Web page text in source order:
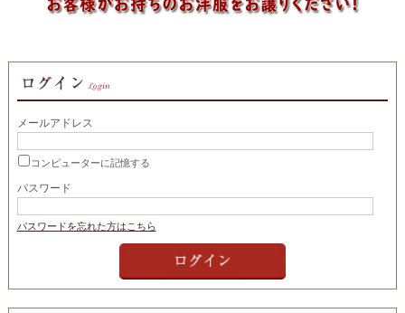
メールアドレス
コンピューターに記憶する
パスワード
パスワードを忘れた方はこちら